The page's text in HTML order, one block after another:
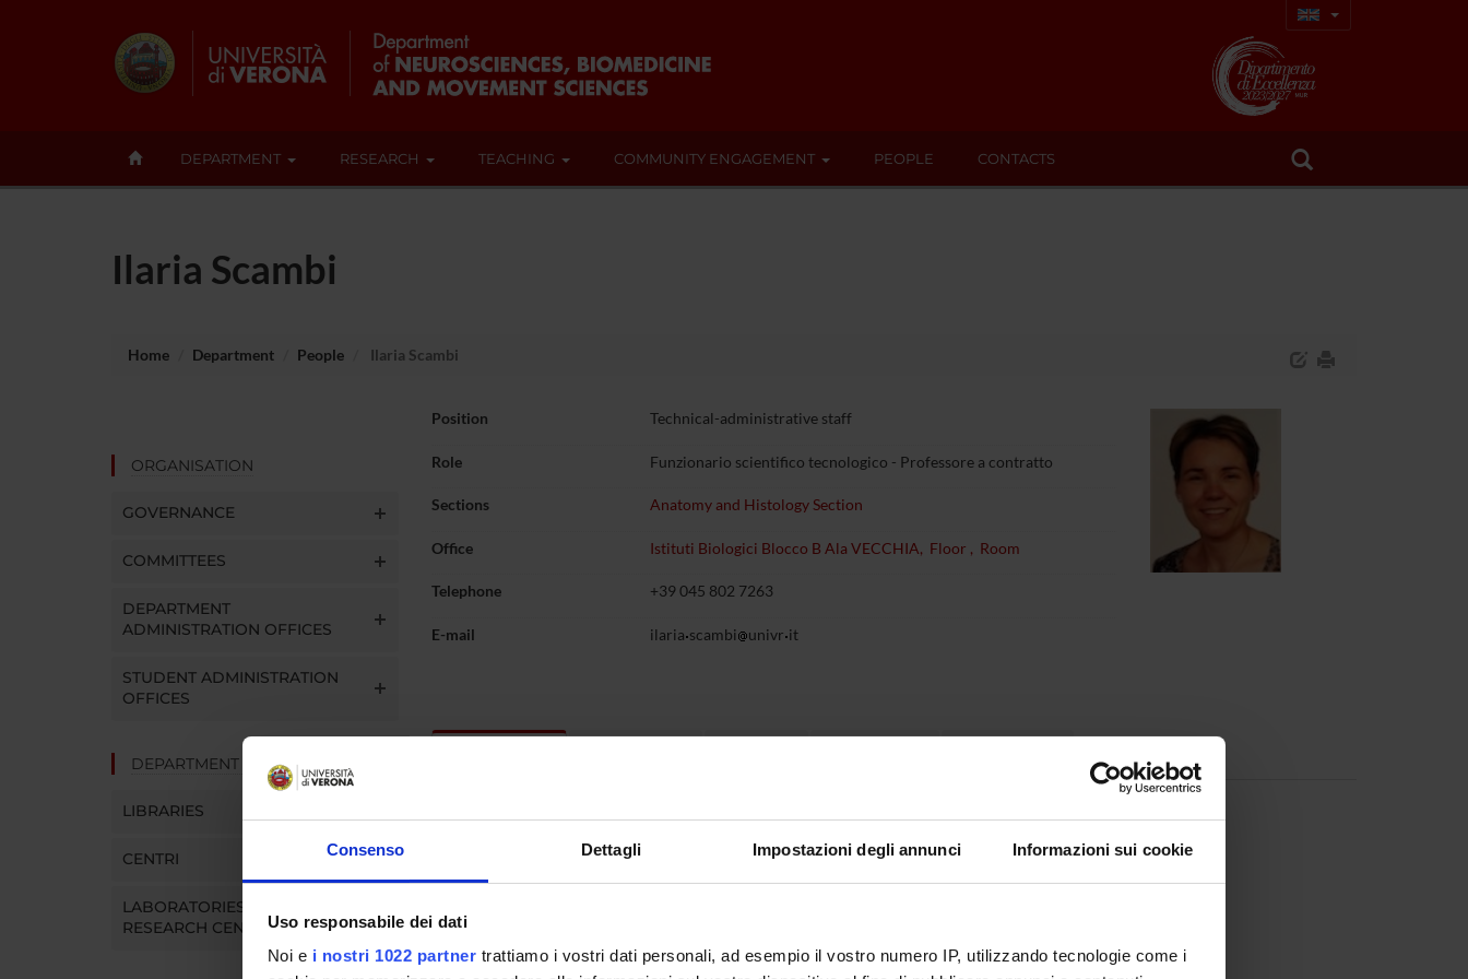
Consenso Dettagli Impostazioni degli annunci Informazioni sui cookie
Uso responsabile dei dati
Noi e i nostri 1022 partner trattiamo i vostri dati personali, ad esempio il vostro numero IP, utilizzando tecnologie come i
DEPARTMENT RESEARCH TEACHING COMMUNITY ENGAGEMENT PEOPLE CONTACTS
Ilaria Scambi
Home Department People Ilaria Scambi
ORGANISATION
GOVERNANCE
COMMITTEES
DEPARTMENT
ADMINISTRATION OFFICES
STUDENT ADMINISTRATION
OFFICES
DEPARTMENT FACILITIES
LIBRARIES
CENTRI
LABORATORIES AND
RESEARCH CENTRES
Position Technical-administrative staff
Role Funzionario scientifico tecnologico - Professore a contratto
Sections Anatomy and Histology Section
Office Istituti Biologici Blocco B Ala VECCHIA, Floor , Room
Telephone +39 045 802 7263
E-mail ilaria scambi univr it
Curriculum CV Ilaria Scambi EN (pdf, en, 53 KB, 19/07/18)
CV Ilaria Scambi IT (pdf, it, 96 KB, 02/05/19)